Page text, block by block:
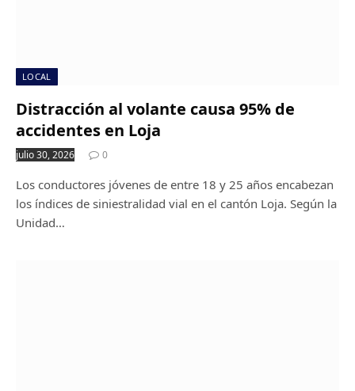
LOCAL
Distracción al volante causa 95% de
accidentes en Loja
julio 30, 2026 0
Los conductores jóvenes de entre 18 y 25 años encabezan
los índices de siniestralidad vial en el cantón Loja. Según la
Unidad…